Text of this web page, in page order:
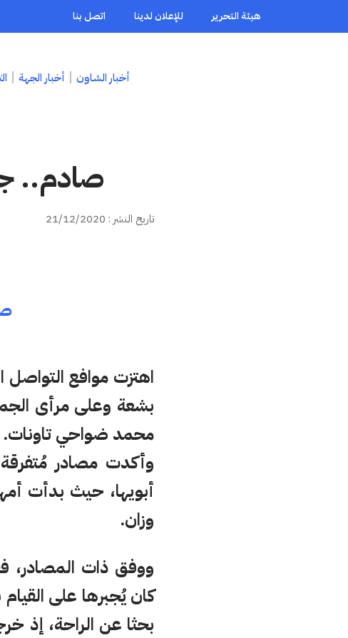
هيئة التحرير للإعلان لدينا اتصل بنا
أخبار الشاون أخبار الجهة
صادم..
تاريخ النشر : 21/12/2020
اهتزت موافع
بشعة وعلى مرأى
محمد ضواحي تاونات.
وأكدت مصادر
أبويها، حيث بدأت
وزان.
ووفق ذات المصادر،
كان يُجبرها على
بحثا عن الراحة، إذ